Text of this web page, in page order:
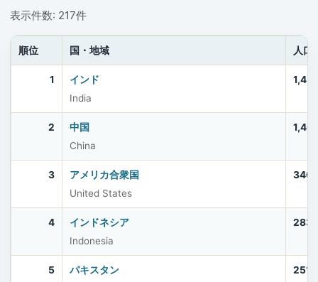
表示件数: 217件
順位 国・地域 人口
1
インド
India
2
中国
China
3
アメリカ合衆国
United States
4
インドネシア
Indonesia
5
パキスタン